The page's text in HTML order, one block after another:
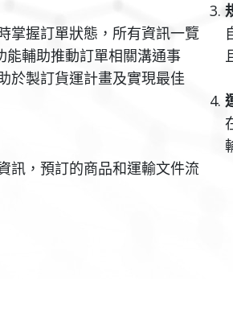
掌握訂單狀態，所有資訊一覽
輔助推動訂單相關溝通事
於製訂貨運計畫及實現最佳
訊，預訂的商品和運輸文件流